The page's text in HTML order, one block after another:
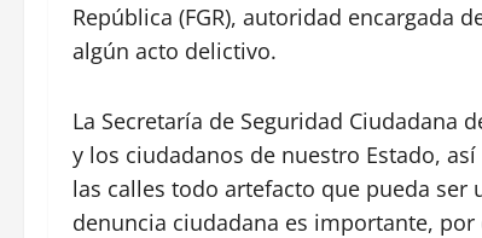
República (FGR), autoridad encargada
algún acto delictivo.
La Secretaría de Seguridad Ciudadana
y los ciudadanos de nuestro Estado,
las calles todo artefacto que pueda
denuncia ciudadana es importante,